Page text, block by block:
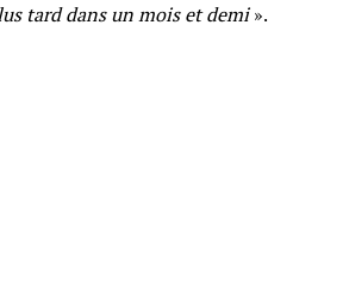
tard dans un mois et demi».